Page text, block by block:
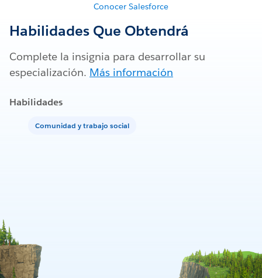
Conocer Salesforce
Habilidades Que Obtendrá
Complete la insignia para desarrollar su
especialización. Más información
Habilidades
Comunidad y trabajo social